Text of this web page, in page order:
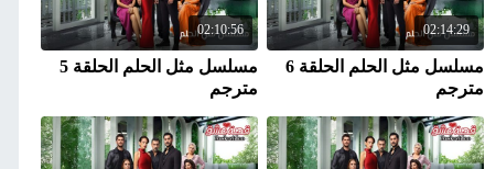
02:14:29
مسلسل مثل الحلم الحلقة 6
مترجم
02:10:56
مسلسل مثل الحلم الحلقة 5
مترجم